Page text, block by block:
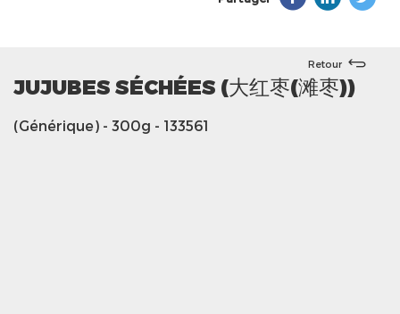
Retour
JUJUBES SÉCHÉES (大红枣(滩枣))
(Générique) - 300g - 133561